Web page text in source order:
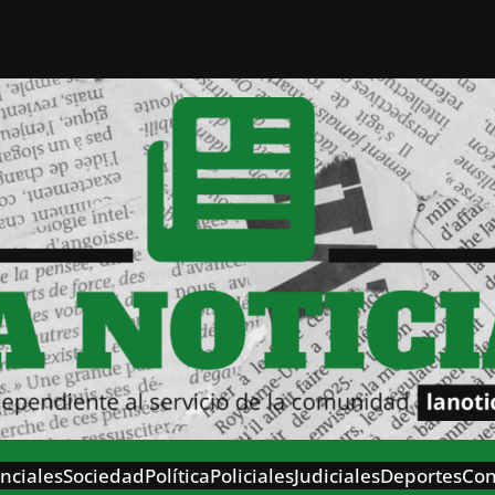
SociedadPolíticaPolicialesJudicialesDeportes